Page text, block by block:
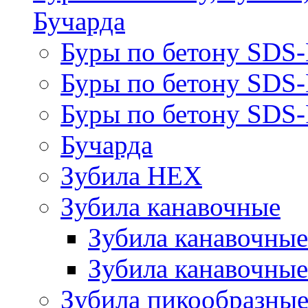
Бучарда
Буры по бетону
Буры по бетону
Буры по бетону
Бучарда
Зубила HEX
Зубила канавочные
Зубила
Зубила
Зубила пикообразные